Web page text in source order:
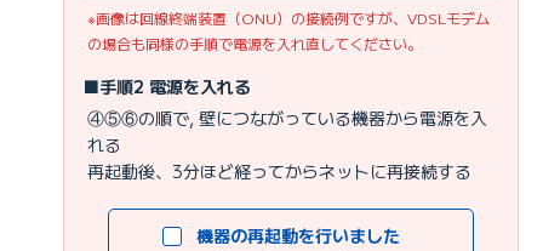
※画像は回線終端装置（ONU）の接続例ですが、VDSLモデム
の場合も同様の手順で電源を入れ直してください。
■手順2 電源を入れる
④⑤⑥の順で, 壁につながっている機器から電源を入
れる
再起動後、3分ほど経ってからネットに再接続する
機器の再起動を行いました